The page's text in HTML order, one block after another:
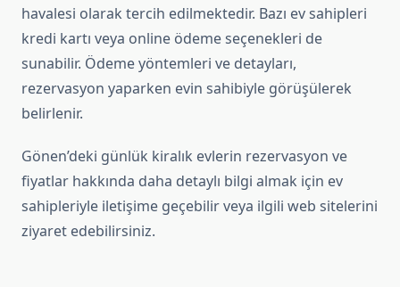
havalesi olarak tercih edilmektedir. Bazı ev sahipleri
kredi kartı veya online ödeme seçenekleri de
sunabilir. Ödeme yöntemleri ve detayları,
rezervasyon yaparken evin sahibiyle görüşülerek
belirlenir.
Gönen’deki günlük kiralık evlerin rezervasyon ve
fiyatlar hakkında daha detaylı bilgi almak için ev
sahipleriyle iletişime geçebilir veya ilgili web sitelerini
ziyaret edebilirsiniz.